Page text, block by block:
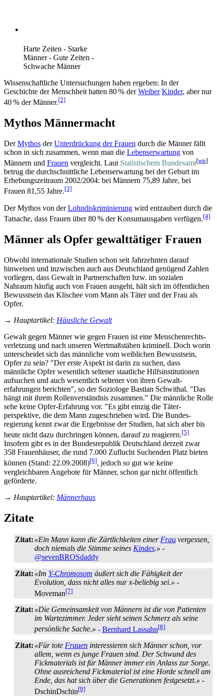
Harte Zeiten - Starke
Männer - Gute Zeiten -
Schwache Männer
Wissenschaftliche Untersuchungen haben ergeben: In der
Geschichte der Menschheit hatten 80 % derWeiber Kinder, aber nur
40 % der Männer.[2]
Mythos Männermacht
DerMythos derUnterdrückung der Frauen durch die Männer fällt
schon in sich zusammen, wenn man die Lebenserwartung von
Männern und Frauen vergleicht. Laut Statistischem Bundesamt[wp]
betrug die durch­schnittliche Lebens­erwartung bei der Geburt im
Erhebungs­zeitraum 2002/2004: bei Männern 75,89 Jahre, bei
Frauen 81,55 Jahre.[3]
Der Mythos von derLohndiskriminierung wird entzaubert durch die
Tatsache, dass Frauen über 80 % der Konsum­ausgaben verfügen.[4]
Männer als Opfer gewalttätiger Frauen
Obwohl internationale Studien schon seit Jahrzehnten darauf
hinweisen und inzwischen auch aus Deutschland genügend Zahlen
vorliegen, dass Gewalt in Partner­schaften bzw. im sozialen
Nahraum häufig auch von Frauen ausgeht, hält sich im öffentlichen
Bewusstsein das Klischee vom Mann als Täter und der Frau als
Opfer.
→ Hauptartikel: Häusliche Gewalt
Gewalt gegen Männer wie gegen Frauen ist eine Menschen­rechts­
verletzung und nach unseren Wertmaß­stäben kriminell. Doch worin
unterscheidet sich das männliche vom weiblichen Bewusstsein,
Opfer zu sein? "Der erste Aspekt ist darin zu suchen, dass
männliche Opfer wesentlich seltener staatliche Hilfs­institutionen
aufsuchen und auch wesentlich seltener von ihren Gewalt­
erfahrungen berichten", so der Soziologe Bastian Schwithal. "Das
hängt mit ihrem Rollen­verständnis zusammen." Die männliche Rolle
sehe keine Opfer-Erfahrung vor. "Es gibt einzig die Täter­
perspektive, die dem Mann zugeschrieben wird. Die Bundes­
regierung kennt zwar die Ergebnisse der Studien, hat sich aber bis
heute nicht dazu durchringen können, darauf zu reagieren.[5]
Insofern gibt es in der Bundesrepublik Deutschland derzeit zwar
358 Frauenhäuser, die rund 7.000 Zuflucht Suchenden Platz bieten
können (Stand: 22.09.2008)[6], jedoch so gut wie keine
vergleichbaren Angebote für Männer, schon gar nicht öffentlich
geförderte.
→ Hauptartikel: Männerhaus
Zitate
Zitat: «Ein Mann kann die Zärtlichkeiten einerFrau vergessen,
doch niemals die Stimme seines Kindes.» -
@sevenBROSdaddy
Zitat: «Im Y-Chromosom äußert sich die Fähigkeit der
Evolution, dass nicht alles nur x-beliebig sei.» -
Moveman[7]
Zitat: «Die Gemeinsamkeit von Männern ist die von Patienten
im Wartezimmer. Jeder sieht seinen Schmerz als seine
persönliche Sache.» - Bernhard Lassahn[8]
Zitat: «Für tote Frauen interessieren sich Männer schon, vor
allem, wenn es junge Frauen sind. Der Schwund des
Fickmaterials ist für Männer immer ein Anlass zur Sorge.
Ohne ausreichend Fickmaterial ist eine Horde schnell am
Ende, das hat sich über die Generationen festgesetzt.» -
DschinDschin[9]